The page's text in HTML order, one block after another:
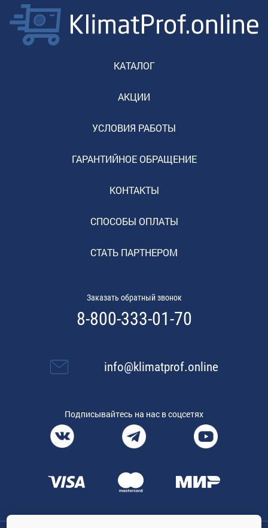
КАТАЛОГ
АКЦИИ
УСЛОВИЯ РАБОТЫ
ГАРАНТИЙНОЕ ОБРАЩЕНИЕ
КОНТАКТЫ
СПОСОБЫ ОПЛАТЫ
СТАТЬ ПАРТНЕРОМ
Заказать обратный звонок
8-800-333-01-70
info@klimatprof.online
Подписывайтесь на нас в соцсетях